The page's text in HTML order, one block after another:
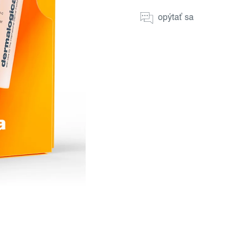
opýtať sa